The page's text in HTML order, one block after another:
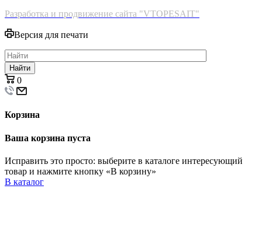
Разработка и продвижение сайта "VTOPESAIT"
Версия для печати
Найти
0
Корзина
Ваша корзина пуста
Исправить это просто: выберите в каталоге интересующий
товар и нажмите кнопку «В корзину»
В каталог